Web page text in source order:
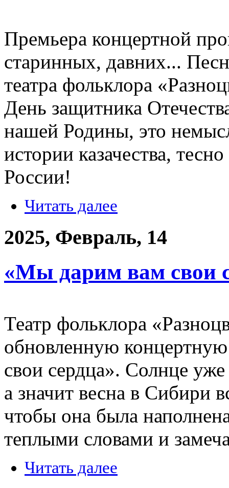
Премьера концертной
старинных, давних...
театра фольклора
День защитника
нашей Родины, это
истории казачества,
России!
Читать далее
2025, Февраль, 14
«Мы дарим вам свои
Театр фольклора
обновленную
свои сердца». Солнце уже
а значит весна в Сибири
чтобы она была
теплыми словами и
Читать далее